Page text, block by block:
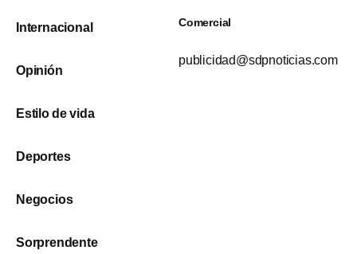
Internacional
Opinión
Estilo de vida
Deportes
Negocios
Sorprendente
Comercial
publicidad@sdpnoticias.com